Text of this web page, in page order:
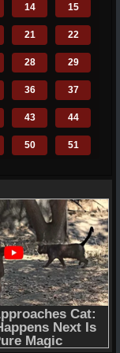
14 15
21 22
28 29
36 37
43 44
50 51
64 65
71 72
115 116
122 123
129 130
136